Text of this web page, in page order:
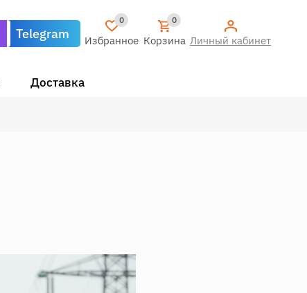
Telegram
0
Избранное
0
Корзина Личный кабинет
Доставка